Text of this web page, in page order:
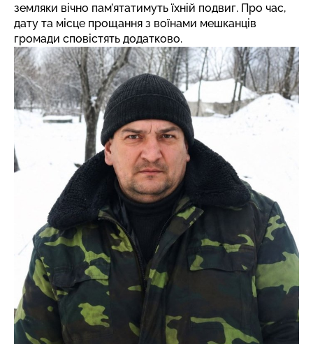
земляки вічно пам’ятатимуть їхній подвиг. Про час,
дату та місце прощання з воїнами мешканців
громади сповістять додатково.